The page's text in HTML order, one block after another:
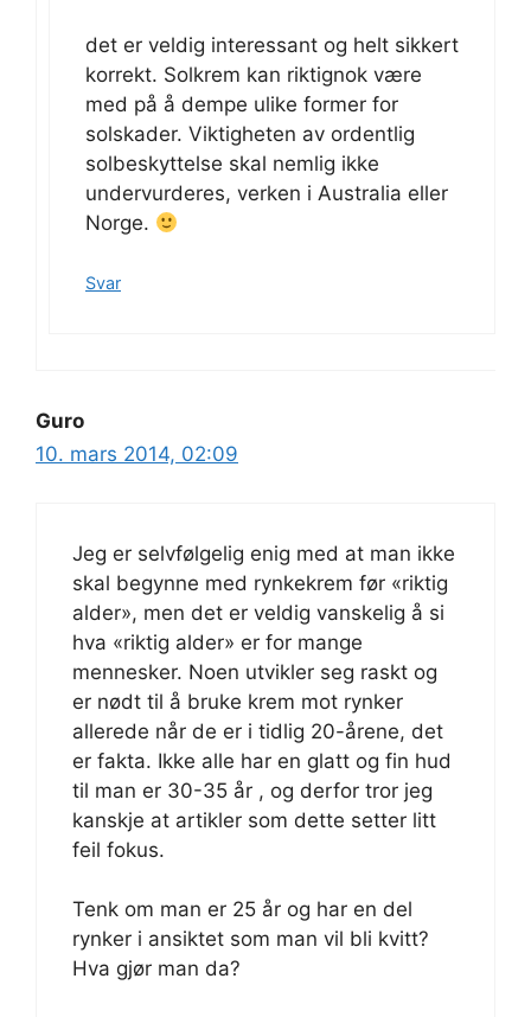
det er veldig interessant og helt sikkert
korrekt. Solkrem kan riktignok være
med på å dempe ulike former for
solskader. Viktigheten av ordentlig
solbeskyttelse skal nemlig ikke
undervurderes, verken i Australia eller
Norge.
Svar
Guro
10. mars 2014, 02:09
Jeg er selvfølgelig enig med at man ikke
skal begynne med rynkekrem før «riktig
alder», men det er veldig vanskelig å si
hva «riktig alder» er for mange
mennesker. Noen utvikler seg raskt og
er nødt til å bruke krem mot rynker
allerede når de er i tidlig 20-årene, det
er fakta. Ikke alle har en glatt og fin hud
til man er 30-35 år , og derfor tror jeg
kanskje at artikler som dette setter litt
feil fokus.
Tenk om man er 25 år og har en del
rynker i ansiktet som man vil bli kvitt?
Hva gjør man da?